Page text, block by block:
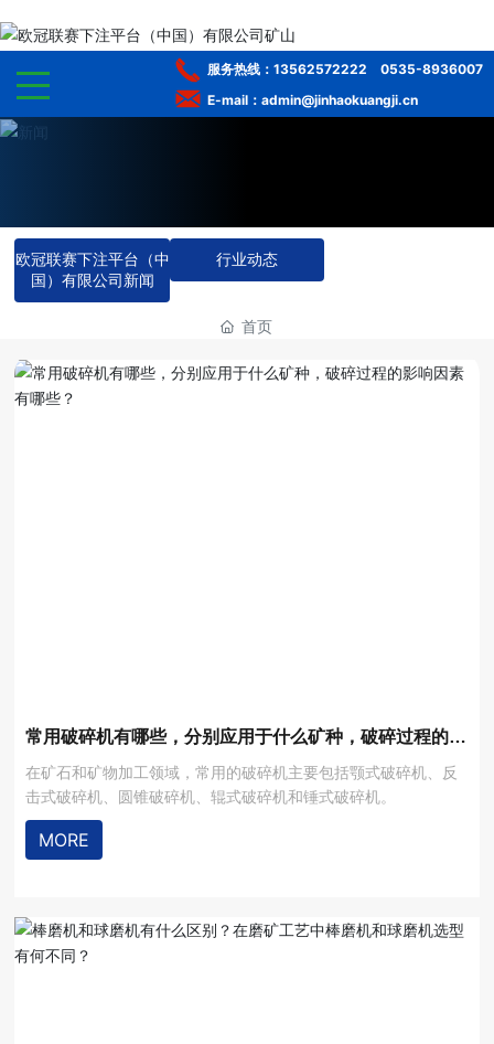
产品中心
工程案例
服务热线： 13562572222
0535-8936007
E-mail：admin@jinhaokuangji.cn
欧冠联赛下注平台（中
国）有限公司新闻
行业动态
首页
常用破碎机有哪些，分别应用于什么矿种，破碎过程的影
响因素有哪些？
在矿石和矿物加工领域，常用的破碎机主要包括颚式破碎机、反
击式破碎机、圆锥破碎机、辊式破碎机和锤式破碎机。
MORE